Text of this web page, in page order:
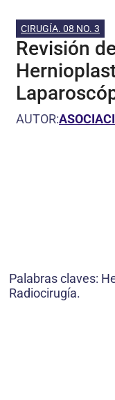
CIRUGÍA. 08 NO. 3
Revisión
AUTOR:
Palabras claves:
Radiocirugía.